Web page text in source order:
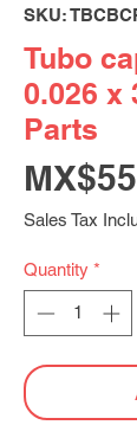
SKU:
Tubo
0.026 x
Parts
Sales Tax
Quantity *